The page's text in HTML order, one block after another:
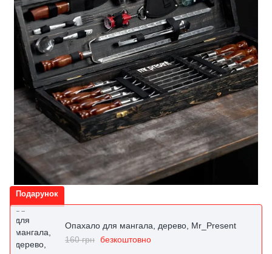
Подарунок
Опахало для мангала, дерево, Mr_Present
160 грн безкоштовно